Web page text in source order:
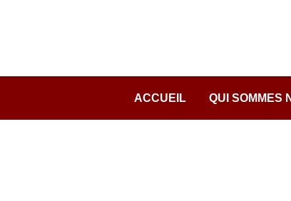
ACCUEIL QUI SOMMES